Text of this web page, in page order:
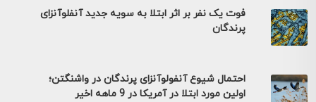
فوت یک نفر بر اثر ابتلا به سویه جدید آنفلوآنزای
پرندگان
احتمال شیوع آنفولوآنزای پرندگان در واشنگتن؛
اولین مورد ابتلا در آمریکا در 9 ماهه اخیر